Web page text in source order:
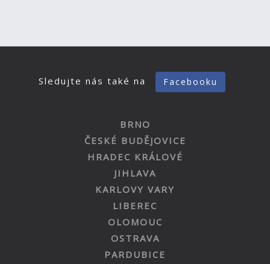
Sledujte nás také na Facebooku
BRNO
ČESKÉ BUDĚJOVICE
HRADEC KRÁLOVÉ
JIHLAVA
KARLOVY VARY
LIBEREC
OLOMOUC
OSTRAVA
PARDUBICE